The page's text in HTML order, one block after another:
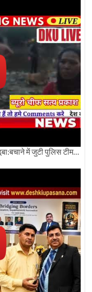
नोएडा सेक्टर63 के पास हिंडननदी में युवक डूबा:बचाने में जुटी पुलिस टीम: देखिए पूरी ग्राउंड रिपोर्टिंग